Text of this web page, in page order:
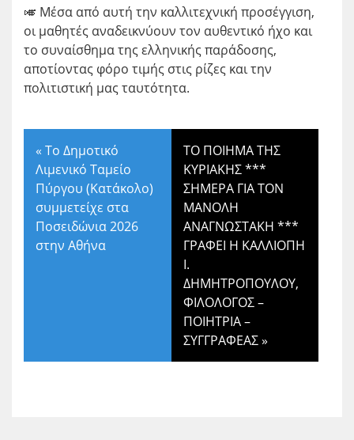
🎺 Μέσα από αυτή την καλλιτεχνική προσέγγιση,
οι μαθητές αναδεικνύουν τον αυθεντικό ήχο και
το συναίσθημα της ελληνικής παράδοσης,
αποτίοντας φόρο τιμής στις ρίζες και την
πολιτιστική μας ταυτότητα.
« Το Δημοτικό
Λιμενικό Ταμείο
Πύργου (Κατάκολο)
συμμετείχε στα
Ποσειδώνια 2026
στην Αθήνα
ΤΟ ΠΟΙΗΜΑ ΤΗΣ
ΚΥΡΙΑΚΗΣ ***
ΣΗΜΕΡΑ ΓΙΑ ΤΟΝ
ΜΑΝΟΛΗ
ΑΝΑΓΝΩΣΤΑΚΗ ***
ΓΡΑΦΕΙ Η ΚΑΛΛΙΟΠΗ
Ι.
ΔΗΜΗΤΡΟΠΟΥΛΟΥ,
ΦΙΛΟΛΟΓΟΣ –
ΠΟΙΗΤΡΙΑ –
ΣΥΓΓΡΑΦΕΑΣ»